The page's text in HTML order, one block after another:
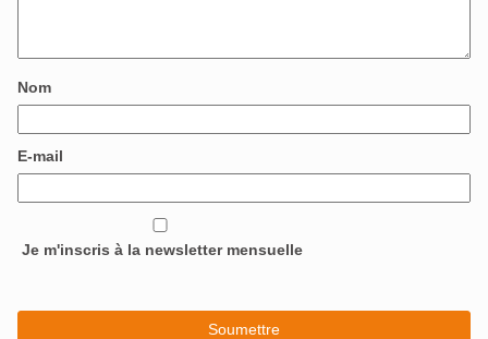
Nom
E-mail
Je m'inscris à la newsletter mensuelle